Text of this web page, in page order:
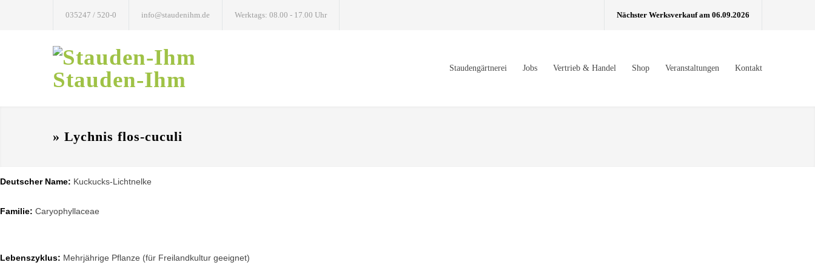
035247 / 520-0 info@staudenihm.de Werktags: 08.00 - 17.00 Uhr Nächster Werksverkauf am 06.09.2026
Stauden-Ihm Staudengärtnerei Jobs Vertrieb & Handel Shop Veranstaltungen Kontakt
» Lychnis flos-cuculi
Deutscher Name: Kuckucks-Lichtnelke
Familie: Caryophyllaceae
Lebenszyklus: Mehrjährige Pflanze (für Freilandkultur geeignet)